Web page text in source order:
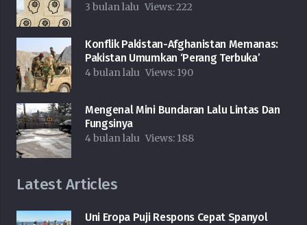
3 bulan lalu Views:222
Konflik Pakistan-Afghanistan Memanas:
Pakistan Umumkan ‘Perang Terbuka’
4 bulan lalu Views: 190
Mengenal Mini Bundaran Lalu Lintas Dan
Fungsinya
4 bulan lalu Views: 188
Latest Articles
Uni Eropa Puji Respons Cepat Spanyol